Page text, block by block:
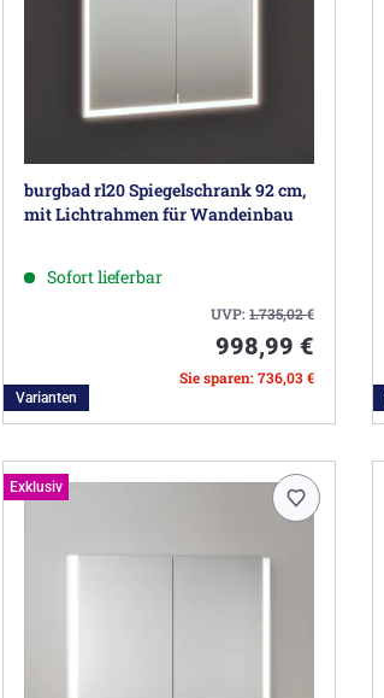
burgbad rl20 Spiegelschrank 92 cm,
mit Lichtrahmen für Wandeinbau
Sofort lieferbar
UVP:1.735,02€
998,99 €
Sie sparen: 736,03 €
Varianten
Exklusiv